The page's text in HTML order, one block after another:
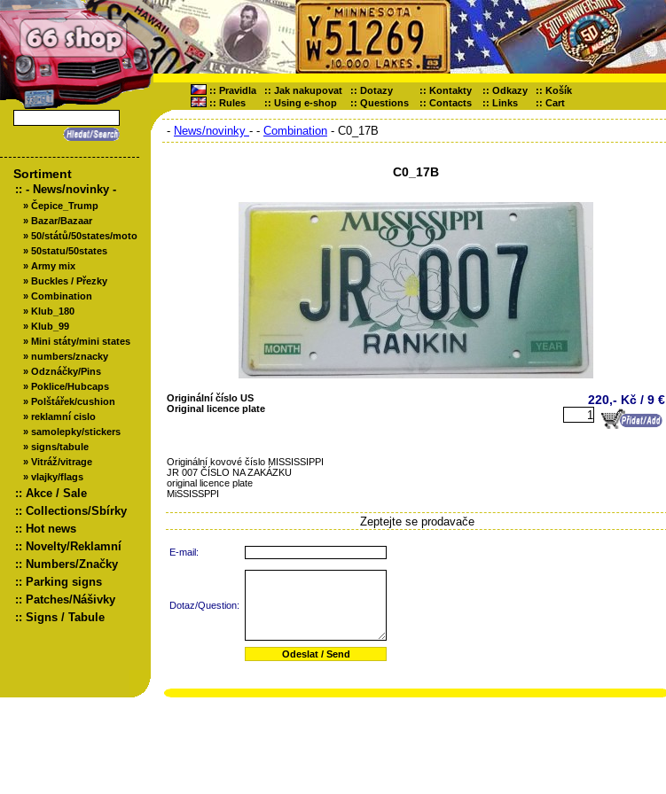
:: Pravidla :: Jak nakupovat :: Dotazy :: Kontakty :: Odkazy :: Košík
:: Rules :: Using e-shop :: Questions :: Contacts :: Links :: Cart
Sortiment
:: - News/novinky -
» Čepice_Trump
» Bazar/Bazaar
» 50/států/50states/moto
» 50statu/50states
» Army mix
» Buckles / Přezky
» Combination
» Klub_180
» Klub_99
» Mini státy/mini states
» numbers/znacky
» Odznáčky/Pins
» Poklice/Hubcaps
» Polštářek/cushion
» reklamní cislo
» samolepky/stickers
» signs/tabule
» Vitráž/vitrage
» vlajky/flags
:: Akce / Sale
:: Collections/Sbírky
:: Hot news
:: Novelty/Reklamní
:: Numbers/Značky
:: Parking signs
:: Patches/Nášivky
:: Signs / Tabule
- News/novinky - - Combination - C0_17B
C0_17B
Originální číslo US
Original licence plate
220,- Kč / 9 €
Originální kovové číslo MISSISSIPPI
JR 007 ČÍSLO NA ZAKÁZKU
original licence plate
MiSSISSPPI
Zeptejte se prodavače
E-mail:
Dotaz/Question: